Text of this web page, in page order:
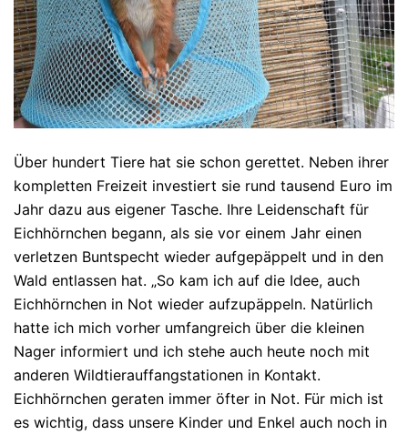
Über hundert Tiere hat sie schon gerettet. Neben ihrer
kompletten Freizeit investiert sie rund tausend Euro im
Jahr dazu aus eigener Tasche. Ihre Leidenschaft für
Eichhörnchen begann, als sie vor einem Jahr einen
verletzen Buntspecht wieder aufgepäppelt und in den
Wald entlassen hat. „So kam ich auf die Idee, auch
Eichhörnchen in Not wieder aufzupäppeln. Natürlich
hatte ich mich vorher umfangreich über die kleinen
Nager informiert und ich stehe auch heute noch mit
anderen Wildtierauffangstationen in Kontakt.
Eichhörnchen geraten immer öfter in Not. Für mich ist
es wichtig, dass unsere Kinder und Enkel auch noch in